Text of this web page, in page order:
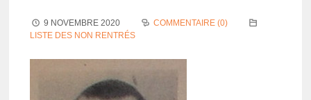
9 NOVEMBRE 2020
COMMENTAIRE (0)
LISTE DES NON RENTRÉS